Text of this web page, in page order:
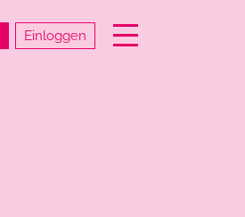
Einloggen